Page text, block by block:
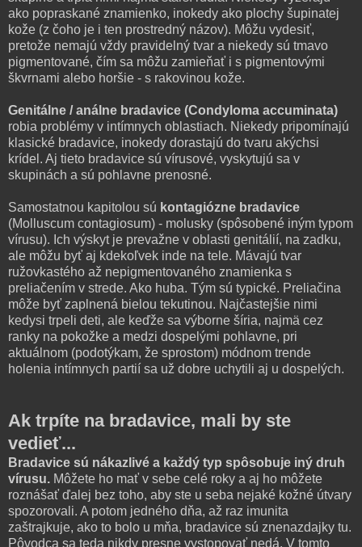
ako popraskané znamienko, inokedy ako plochy šupinatej
kože (z čoho je i ten prostredný názov). Môžu vydesiť,
pretože nemajú vždy pravidelný tvar a niekedy sú tmavo
pigmentované, čím sa môžu zamieňať i s pigmentovými
škvrnami alebo horšie - s rakovinou kože.
Genitálne / análne bradavice (Condyloma accuminata)
robia problémy v intímnych oblastiach. Niekedy pripomínajú
klasické bradavice, inokedy dorastajú do tvaru akýchsi
krídel. Aj tieto bradavice sú vírusové, vyskytujú sa v
skupinách a sú pohlavne prenosné.
Samostatnou kapitolou sú kontagiózne bradavice
(Molluscum contagiosum) - molusky (spôsobené iným typom
vírusu). Ich výskyt je prevažne v oblasti genitálií, na zadku,
ale môžu byť aj kdekoľvek inde na tele. Mávajú tvar
ružovkastého až nepigmentovaného znamienka s
preliačením v strede. Ako huba. Tým sú typické. Preliačina
môže byť zaplnená bielou tekutinou. Najčastejšie nimi
kedysi trpeli deti, ale keďže sa výborne šíria, najmä cez
ranky na pokožke a medzi dospelými pohlavne, pri
aktuálnom (podotýkam, že sprostom) módnom trende
holenia intímnych partií sa už dobre uchytili aj u dospelých.
Ak trpíte na bradavice, mali by ste
vedieť...
Bradavice sú nákazlivé a každý typ spôsobuje iný druh
vírusu. Môžete ho mať v sebe celé roky a aj ho môžete
roznášať ďalej bez toho, aby ste u seba nejaké kožné útvary
spozorovali. A potom jedného dňa, až raz imunita
zaštrajkuje, ako to bolo u mňa, bradavice sú znenazdajky tu.
Pôvodca sa teda nikdy presne vystopovať nedá. V tomto